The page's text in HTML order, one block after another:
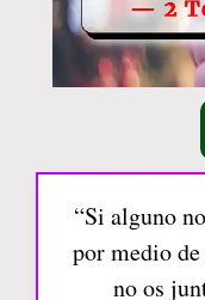
“Si alguno
por medio de
no os